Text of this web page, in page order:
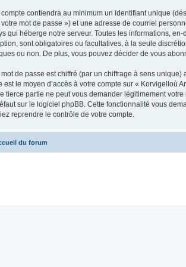
compte contiendra au minimum un identifiant unique
mot de passe ») et une adresse de courriel
qui héberge notre serveur. Toutes les informations,
sont obligatoires ou facultatives, à la seule
ou non. De plus, vous pouvez décider de vous
mot de passe est chiffré (par un chiffrage à sens
est le moyen d’accès à votre compte sur « Korvigelloù
tierce partie ne peut vous demander légitimement
sur le logiciel phpBB. Cette fonctionnalité vous
reprendre le contrôle de votre compte.
du forum